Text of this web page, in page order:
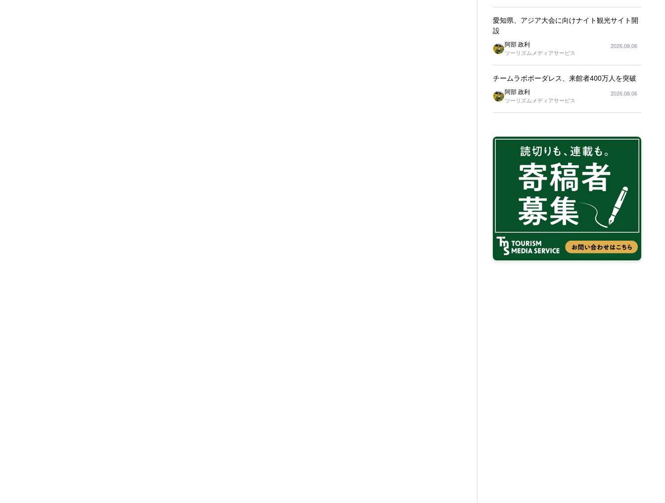
愛知県、アジア大会に向けナイト観光サイト開
設
阿部 政利
ツーリズムメディアサービス
2026.08.06
チームラボボーダレス、来館者400万人を突破
阿部 政利
ツーリズムメディアサービス
2026.08.06